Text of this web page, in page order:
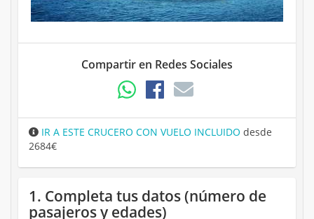
Compartir en Redes Sociales
IR A ESTE CRUCERO CON VUELO INCLUIDO desde
2684€
1. Completa tus datos (número de
pasajeros y edades)